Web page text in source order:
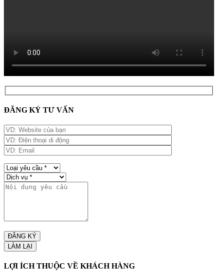
ĐĂNG KÝ TƯ VẤN
LỢI ÍCH THUỘC VỀ KHÁCH HÀNG